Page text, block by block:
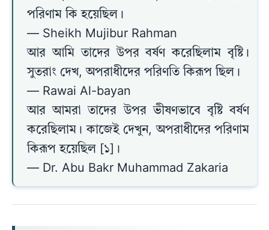
পরিণাম কি হয়েছিল।
— Sheikh Mujibur Rahman
আর আমি তাদের উপর বর্ষণ করেছিলাম বৃষ্টি।
সুতরাং দেখ, অপরাধীদের পরিণতি কিরূপ ছিল।
— Rawai Al-bayan
আর আমরা তাদের উপর ভীষণভাবে বৃষ্টি বর্ষণ
করেছিলাম। কাজেই দেখুন, অপরাধীদের পরিণাম
কিরূপ হয়েছিল [১]।
— Dr. Abu Bakr Muhammad Zakaria